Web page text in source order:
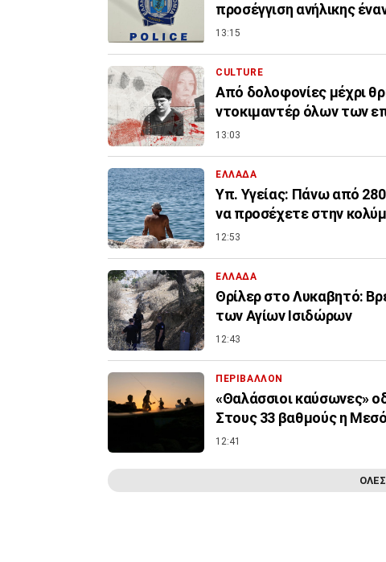
προσέγγιση ανήλικης
13:15
CULTURE
Από δολοφονίες μέχρι
ντοκιμαντέρ όλων των
13:03
ΕΛΛΑΔΑ
Υπ. Υγείας: Πάνω από
να προσέχετε στην
12:53
ΕΛΛΑΔΑ
Θρίλερ στο Λυκαβητό:
των Αγίων Ισιδώρων
12:43
ΠΕΡΙΒΑΛΛΟΝ
«Θαλάσσιοι καύσωνες»
Στους 33 βαθμούς η
12:41
ΟΛΕΣ